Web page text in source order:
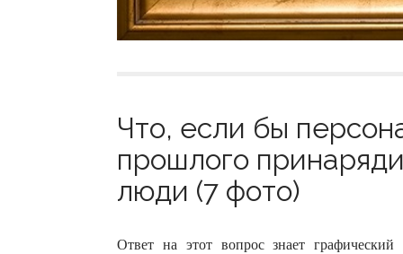
Что, если бы
прошлого
люди (7 фото)
Ответ на этот вопрос знает